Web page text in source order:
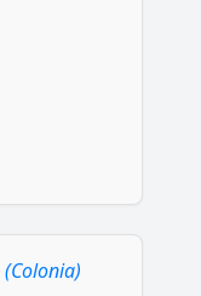
(Colonia)